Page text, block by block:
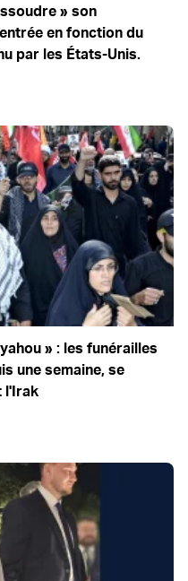
» son
en fonction du
par les États-Unis.
» : les funérailles
une semaine, se
l'Irak